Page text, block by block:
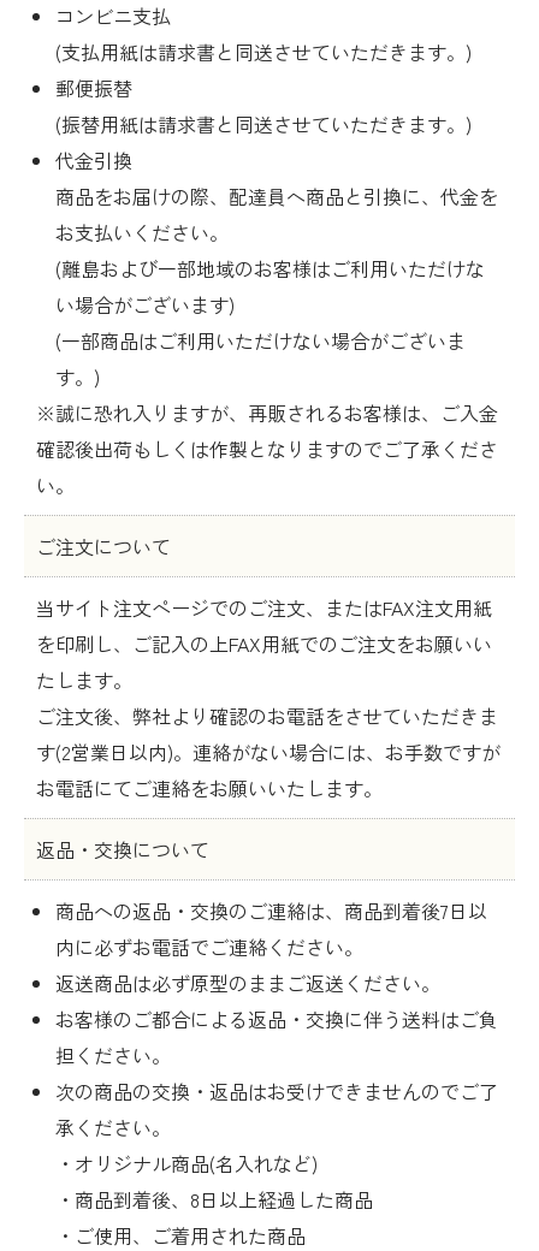
コンビニ支払
(支払用紙は請求書と同送させていただきます。)
郵便振替
(振替用紙は請求書と同送させていただきます。)
代金引換
商品をお届けの際、配達員へ商品と引換に、代金を
お支払いください。
(離島および一部地域のお客様はご利用いただけな
い場合がございます)
(一部商品はご利用いただけない場合がございま
す。)
※誠に恐れ入りますが、再販されるお客様は、ご入金
確認後出荷もしくは作製となりますのでご了承くださ
い。
ご注文について
当サイト注文ページでのご注文、またはFAX注文用紙
を印刷し、ご記入の上FAX用紙でのご注文をお願いい
たします。
ご注文後、弊社より確認のお電話をさせていただきま
す(2営業日以内)。連絡がない場合には、お手数ですが
お電話にてご連絡をお願いいたします。
返品・交換について
商品への返品・交換のご連絡は、商品到着後7日以
内に必ずお電話でご連絡ください。
返送商品は必ず原型のままご返送ください。
お客様のご都合による返品・交換に伴う送料はご負
担ください。
次の商品の交換・返品はお受けできませんのでご了
承ください。
・オリジナル商品(名入れなど)
・商品到着後、8日以上経過した商品
・ご使用、ご着用された商品